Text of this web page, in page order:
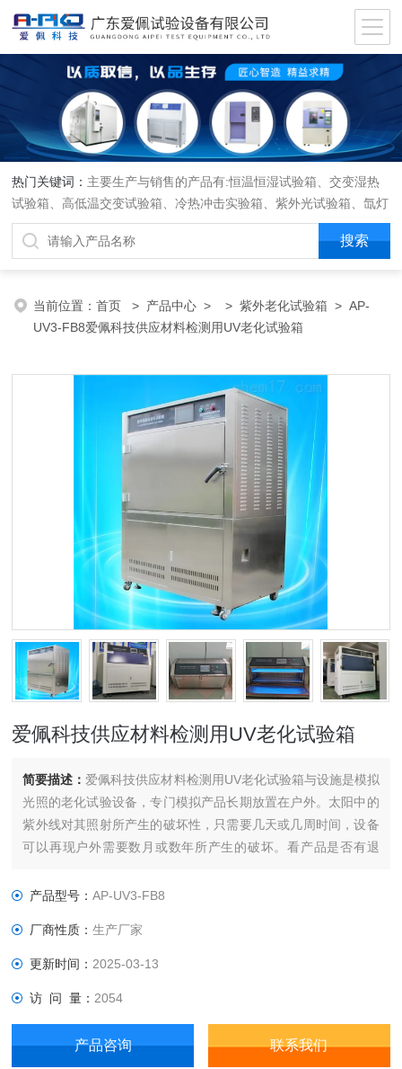
热门关键词： 主要生产与销售的产品有:恒温恒湿试验箱、交变湿热
试验箱、高低温交变试验箱、冷热冲击实验箱、紫外光试验箱、氙灯
老化箱、恒温恒湿实验室、沙尘试验箱、淋雨试验箱、盐水喷雾试验
箱、各种振动试验台、拉力试验机、蒸汽老化试验机、跌落试验机、
当前位置：首页 > 产品中心 > >紫外老化试验箱 > AP-
UV3-FB8爱佩科技​供应材料检测用UV老化试验箱
爱佩科技​供应材料检测用UV老化试验箱
简要描述： 爱佩科技​供应材料检测用UV老化试验箱与设施是模拟
光照的老化试验设备，专门模拟产品长期放置在户外。太阳中的
紫外线对其照射所产生的破坏性，只需要几天或几周时间，设备
可以再现户外需要数月或数年所产生的破坏。看产品是否有退
氧化等现象，同时它还可以再现雨水和露水所产生的破坏。
产品型号：AP-UV3-FB8
厂商性质：生产厂家
更新时间： 2025-03-13
访 问 量： 2054
产品咨询 联系我们